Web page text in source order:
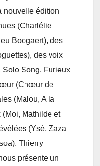
nouvelle édition
(Charlélie
Boogaert), des
des voix
Solo Song, Furieux
(Chœur de
(Malou, A la
(Moi, Mathilde et
(Ysé, Zaza
Thierry
présente un